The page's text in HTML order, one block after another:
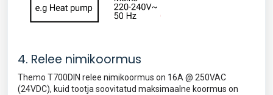
4. Relee nimikoormus
Themo T700DIN relee nimikoormus on 16A @ 250VAC
(24VDC), kuid tootja soovitatud maksimaalne koormus on